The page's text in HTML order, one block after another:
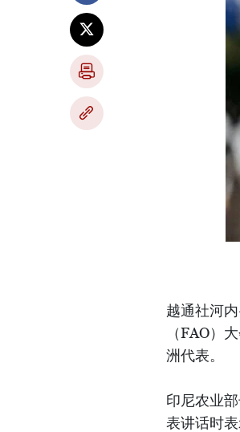
越通社河
（FAO）
洲代表。
印尼农业
表讲话时